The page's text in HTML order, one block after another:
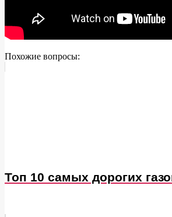
Похожие вопросы:
Топ 10 самых дорогих